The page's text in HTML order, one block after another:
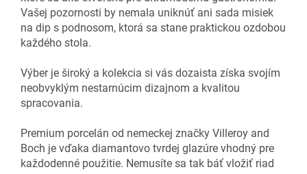
Vašej pozornosti by nemala uniknúť ani sada misiek
na dip s podnosom, ktorá sa stane praktickou ozdobou
každého stola.
Výber je široký a kolekcia si vás dozaista získa svojím
neobvyklým nestarnúcim dizajnom a kvalitou
spracovania.
Premium porcelán od nemeckej značky Villeroy and
Boch je vďaka diamantovo tvrdej glazúre vhodný pre
každodenné použitie. Nemusíte sa tak báť vložiť riad